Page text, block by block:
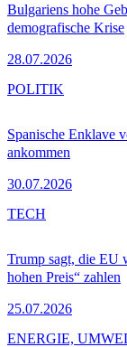
Bulgariens hohe
demografische Krise
28.07.2026
Spanische Enklave
ankommen
30.07.2026
POLITIK
Trump sagt, die EU
hohen Preis“ zahlen
25.07.2026
TECH
ENERGIE,